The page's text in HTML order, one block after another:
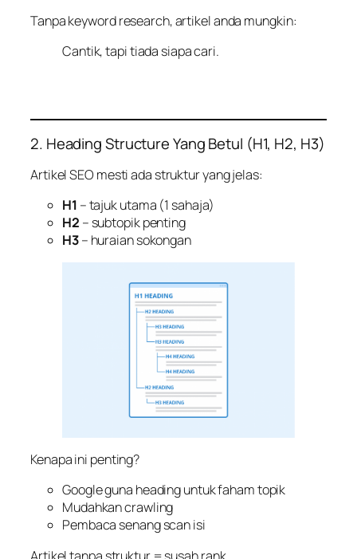
Tanpa keyword research, artikel anda mungkin:
Cantik, tapi tiada siapa cari.
2. Heading Structure Yang Betul (H1, H2, H3)
Artikel SEO mesti ada struktur yang jelas:
H1 – tajuk utama (1 sahaja)
H2 – subtopik penting
H3– huraian sokongan
Kenapa ini penting?
Google guna heading untuk faham topik
Mudahkan crawling
Pembaca senang scan isi